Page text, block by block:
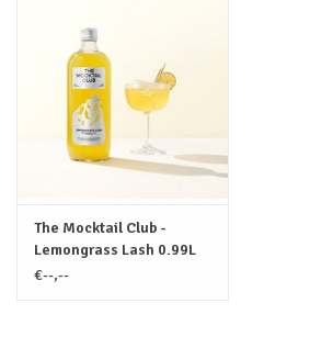
The Mocktail Club -
Lemongrass Lash 0.99L
(vh. Chili Charm)
€--,--